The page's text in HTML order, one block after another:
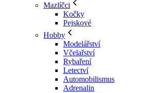
Mazlíčci
Kočky
Pejskové
Hobby
Modelářství
Včelařství
Rybaření
Letectví
Automobilismus
Adrenalin